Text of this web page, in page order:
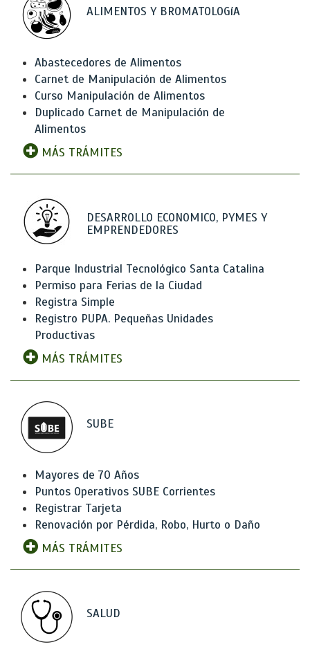
ALIMENTOS Y BROMATOLOGíA
Abastecedores de Alimentos
Carnet de Manipulación de Alimentos
Curso Manipulación de Alimentos
Duplicado Carnet de Manipulación de
Alimentos
MÁS TRÁMITES
DESARROLLO ECONOMICO, PYMES Y
EMPRENDEDORES
Parque Industrial Tecnológico Santa Catalina
Permiso para Ferias de la Ciudad
Registra Simple
Registro PUPA. Pequeñas Unidades
Productivas
MÁS TRÁMITES
SUBE
Mayores de 70 Años
Puntos Operativos SUBE Corrientes
Registrar Tarjeta
Renovación por Pérdida, Robo, Hurto o Daño
MÁS TRÁMITES
SALUD